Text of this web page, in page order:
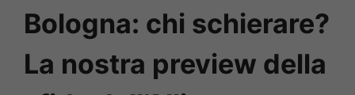
Bologna: chi schierare?
La nostra preview della